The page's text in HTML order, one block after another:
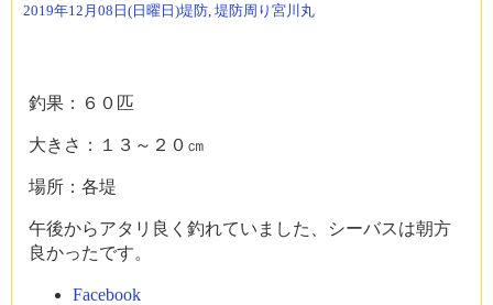
2019年12月08日(日曜日)堤防, 堤防周り 宮川丸
釣果：６０匹
大きさ：１３～２０㎝
場所：各堤
午後からアタリ良く釣れていました、シーバスは朝方
良かったです。
Facebook